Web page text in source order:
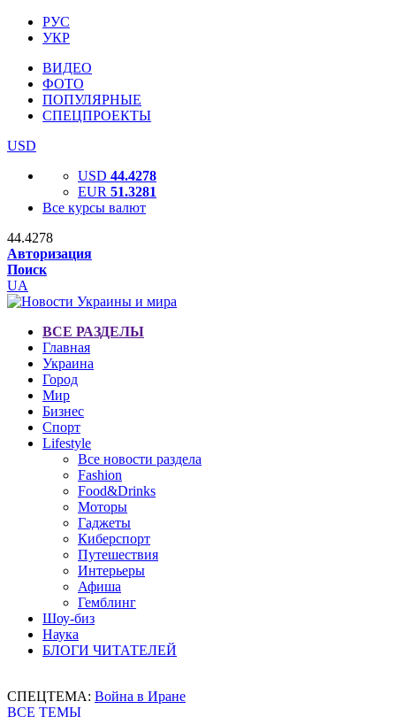
РУС
УКР
ВИДЕО
ФОТО
ПОПУЛЯРНЫЕ
СПЕЦПРОЕКТЫ
USD
USD 44.4278
EUR 51.3281
Все курсы валют
44.4278
Авторизация
Поиск
UA
ВСЕ РАЗДЕЛЫ
Главная
Украина
Город
Мир
Бизнес
Спорт
Lifestyle
Все новости раздела
Fashion
Food&Drinks
Моторы
Гаджеты
Киберспорт
Путешествия
Интерьеры
Афиша
Гемблинг
Шоу-биз
Наука
БЛОГИ ЧИТАТЕЛЕЙ
СПЕЦТЕМА: Война в Иране
ВСЕ ТЕМЫ